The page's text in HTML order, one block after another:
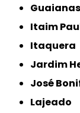
Itaim
Itaquera
Jardim
José
Lajeado